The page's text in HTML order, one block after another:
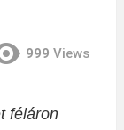
999 Views
féláron